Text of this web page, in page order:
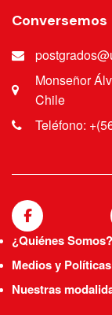
Conversemos
Monseñor
Chile
Teléfono:
¿Quiénes Somos?
Medios y
Nuestras